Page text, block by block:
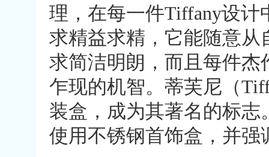
理，在每一件Tiffany设
求精益求精，它能随意
求简洁明朗，而且每件
乍现的机智。蒂芙尼（
装盒，成为其著名的标志
使用不锈钢首饰盒，并强